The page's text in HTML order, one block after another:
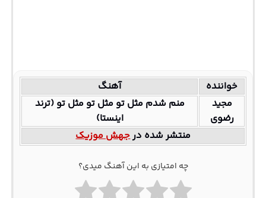
خواننده
آهنگ
مجید
رضوی
منم شدم مثل تو مثل تو مثل تو (ترند
اینستا)
منتشر شده درجهش موزیک
چه امتیازی به این آهنگ میدی؟